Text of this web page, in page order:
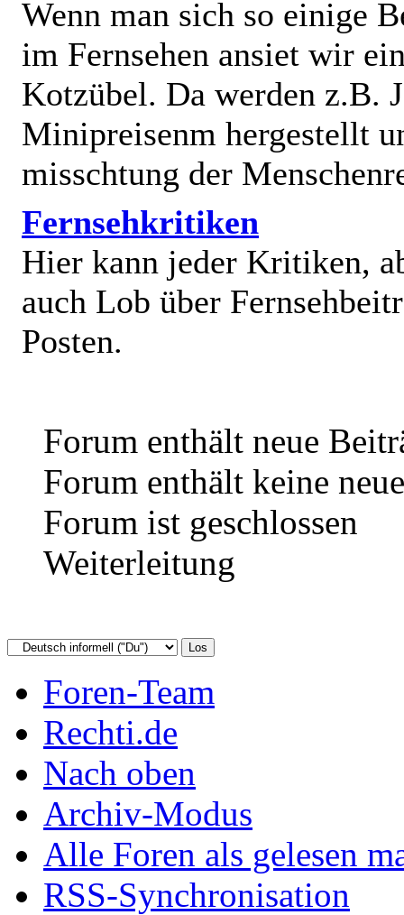
Wenn man sich so einige
im Fernsehen ansiet wir
Kotzübel. Da werden z.B.
Minipreisenm hergestellt
misschtung der
Fernsehkritiken
Hier kann jeder Kritiken,
auch Lob über
Posten.
Forum enthält neue
Forum enthält keine
Forum ist geschlossen
Weiterleitung
Foren-Team
Rechti.de
Nach oben
Archiv-Modus
Alle Foren als gelesen
RSS-Synchronisation